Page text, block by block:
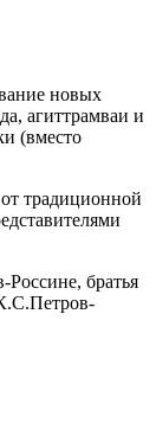
новых
агиттрамваи и
(вместо
традиционной
братья